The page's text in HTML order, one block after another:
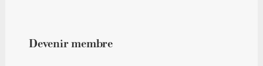
Devenir membre